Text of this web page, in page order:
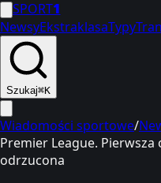
SPORT1
NewsyEkstraklasaTypy
Szukaj⌘K
Wiadomości sportowe/
Premier League.
odrzucona